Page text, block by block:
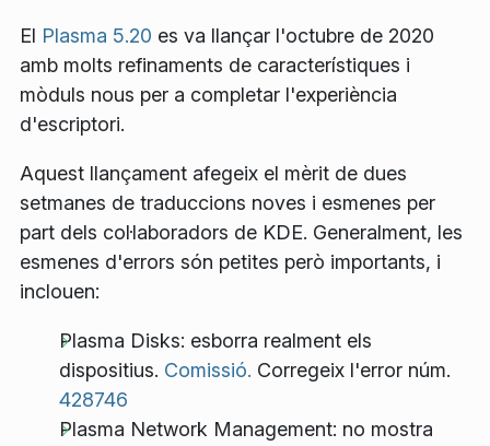
El Plasma 5.20 es va llançar l'octubre de 2020
amb molts refinaments de característiques i
mòduls nous per a completar l'experiència
d'escriptori.
Aquest llançament afegeix el mèrit de dues
setmanes de traduccions noves i esmenes per
part dels col·laboradors de KDE. Generalment, les
esmenes d'errors són petites però importants, i
inclouen:
Plasma Disks: esborra realment els
dispositius. Comissió. Corregeix l'error núm.
428746
Plasma Network Management: no mostra